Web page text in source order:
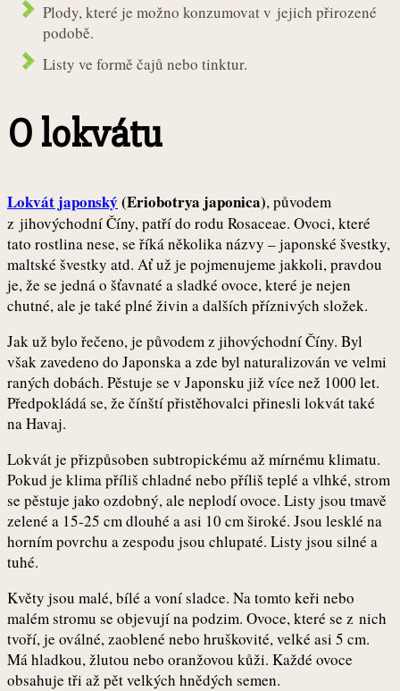
Plody, které je možno konzumovat v jejich přirozené
podobě.
Listy ve formě čajů nebo tinktur.
O lokvátu
Lokvát japonský (Eriobotrya japonica), původem
z jihovýchodní Číny, patří do rodu Rosaceae. Ovoci, které
tato rostlina nese, se říká několika názvy – japonské švestky,
maltské švestky atd. Ať už je pojmenujeme jakkoli, pravdou
je, že se jedná o šťavnaté a sladké ovoce, které je nejen
chutné, ale je také plné živin a dalších příznivých složek.
Jak už bylo řečeno, je původem z jihovýchodní Číny. Byl
však zavedeno do Japonska a zde byl naturalizován ve velmi
raných dobách. Pěstuje se v Japonsku již více než 1000 let.
Předpokládá se, že čínští přistěhovalci přinesli lokvát také
na Havaj.
Lokvát je přizpůsoben subtropickému až mírnému klimatu.
Pokud je klima příliš chladné nebo příliš teplé a vlhké, strom
se pěstuje jako ozdobný, ale neplodí ovoce. Listy jsou tmavě
zelené a 15-25 cm dlouhé a asi 10 cm široké. Jsou lesklé na
horním povrchu a zespodu jsou chlupaté. Listy jsou silné a
tuhé.
Květy jsou malé, bílé a voní sladce. Na tomto keři nebo
malém stromu se objevují na podzim. Ovoce, které se z nich
tvoří, je oválné, zaoblené nebo hruškovité, velké asi 5 cm.
Má hladkou, žlutou nebo oranžovou kůži. Každé ovoce
obsahuje tři až pět velkých hnědých semen.